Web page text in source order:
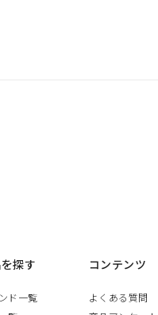
探す
ド一覧
コンテンツ
よくある質問